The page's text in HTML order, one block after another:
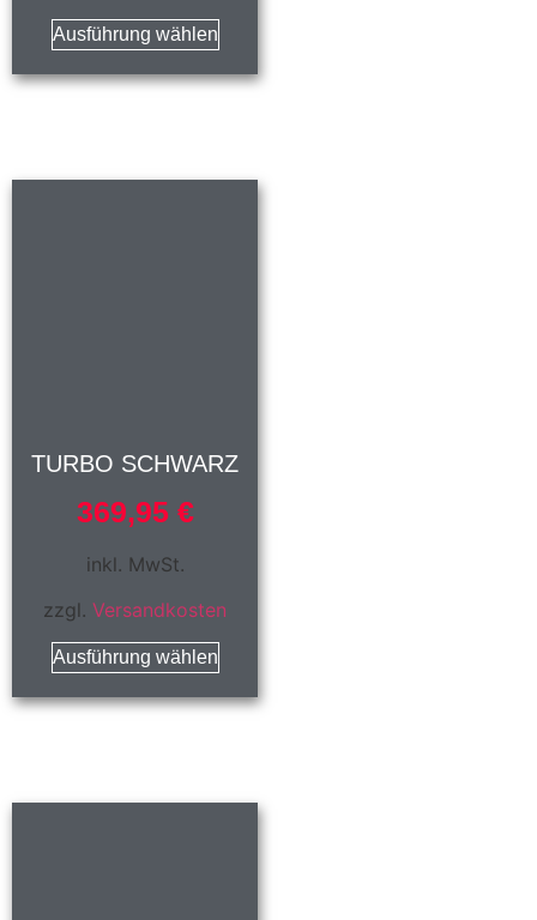
Ausführung wählen
TURBO SCHWARZ
369,95 €
inkl. MwSt.
zzgl.Versandkosten
Ausführung wählen